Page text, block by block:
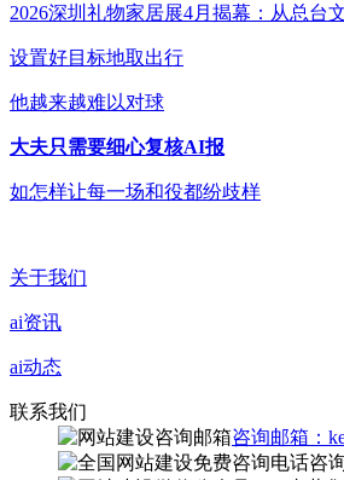
2026深圳礼物家居展4月揭幕：从总台
设置好目标地取出行
他越来越难以对球
大夫只需要细心复核AI报
如怎样让每一场和役都纷歧样
关于我们
ai资讯
ai动态
联系我们
咨询邮箱：
咨